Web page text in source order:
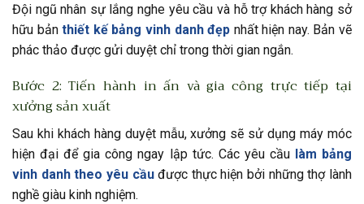
Đội ngũ nhân sự lắng nghe yêu cầu và hỗ trợ khách hàng sở
hữu bảnthiết kế bảng vinh danh đẹp nhất hiện nay. Bản vẽ
phác thảo được gửi duyệt chỉ trong thời gian ngắn.
Bước 2: Tiến hành in ấn và gia công trực tiếp tại
xưởng sản xuất
Sau khi khách hàng duyệt mẫu, xưởng sẽ sử dụng máy móc
hiện đại để gia công ngay lập tức. Các yêu cầu làm bảng
vinh danh theo yêu cầuđược thực hiện bởi những thợ lành
nghề giàu kinh nghiệm.